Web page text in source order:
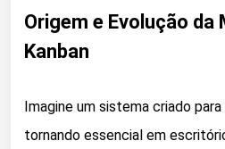
Origem e Evolução
Kanban
Imagine um sistema criado
tornando essencial em